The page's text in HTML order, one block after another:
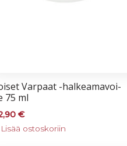
Var­paat -hal­kea­ma­voi­
75 ml
€
Lisää ostoskoriin